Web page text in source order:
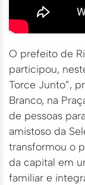
O prefeito de
participou,
Torce Junto”,
Branco, na
de pessoas
amistoso da
transformou o
da capital em
familiar e